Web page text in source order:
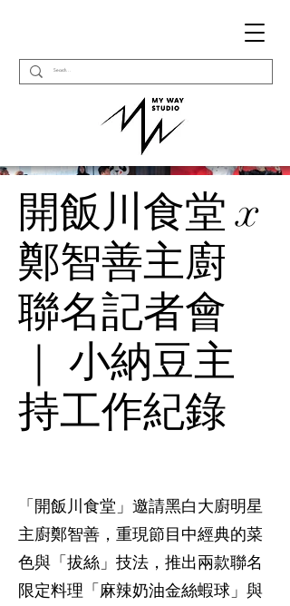
開飯川食堂 x
鄭智善主廚
聯名記者會
｜ 小納豆主
持工作紀錄
「開飯川食堂」邀請黑白大廚明星
主廚鄭智善，重現節目中經典的菜
色與「拔絲」技法，推出兩款聯名
限定料理「麻辣奶油金絲蝦球」與